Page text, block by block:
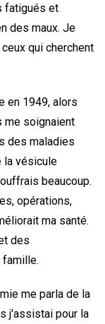
fatigués et
des maux. Je
qui cherchent
en 1949, alors
me soignaient
des maladies
la vésicule
beaucoup.
opérations,
ma santé.
des
me parla de la
j'assistai pour la